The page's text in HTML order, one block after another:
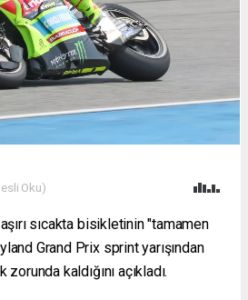
Oku)
sıcakta bisikletinin "tamamen
Grand Prix sprint yarışından
kaldığını açıkladı.